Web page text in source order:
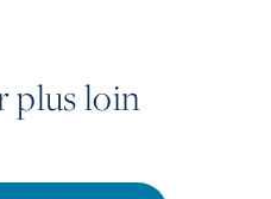
plus loin